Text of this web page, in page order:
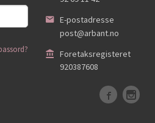
E-postadresse
post@arbant.no
Foretaksregisteret
920387608